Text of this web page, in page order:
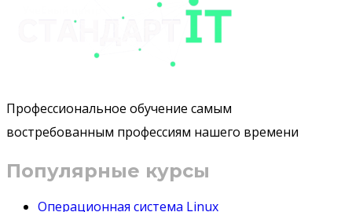
записям
Профессиональное обучение самым
востребованным профессиям нашего времени
Популярные курсы
Операционная система Linux